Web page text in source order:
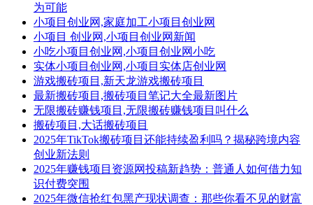
为可能
小项目创业网,家庭加工小项目创业网
小项目 创业网,小项目创业网新闻
小吃小项目创业网,小项目创业网小吃
实体小项目创业网,小项目实体店创业网
游戏搬砖项目,新天龙游戏搬砖项目
最新搬砖项目,搬砖项目笔记大全最新图片
无限搬砖赚钱项目,无限搬砖赚钱项目叫什么
搬砖项目,大话搬砖项目
2025年TikTok搬砖项目还能持续盈利吗？揭秘跨境内容
创业新法则
2025年赚钱项目资源网投稿新趋势：普通人如何借力知
识付费突围
2025年微信抢红包黑产现状调查：那些你看不见的财富